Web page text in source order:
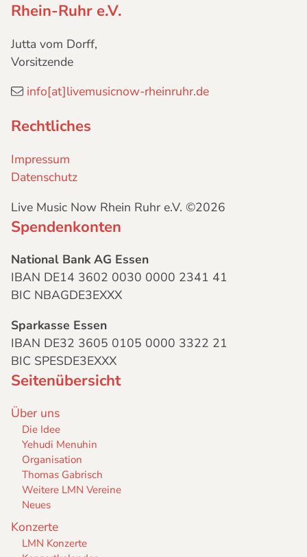
Rhein-Ruhr e.V.
Jutta vom Dorff,
Vorsitzende
info[at]livemusicnow-rheinruhr.de
Rechtliches
Impressum
Datenschutz
Live Music Now Rhein Ruhr e.V. ©2026
Spendenkonten
National Bank AG Essen
IBAN DE14 3602 0030 0000 2341 41
BIC NBAGDE3EXXX
Sparkasse Essen
IBAN DE32 3605 0105 0000 3322 21
BIC SPESDE3EXXX
Seitenübersicht
Über uns
Die Idee
Yehudi Menuhin
Organisation
Thomas Gabrisch
Weitere LMN Vereine
Neues
Konzerte
LMN Konzerte